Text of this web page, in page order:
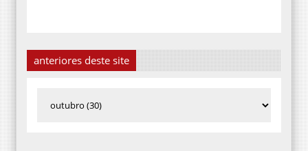
anteriores deste site